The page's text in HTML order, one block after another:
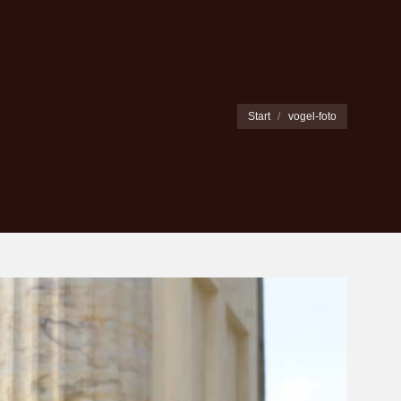
Sie befinden sich hier:
Start vogel-foto